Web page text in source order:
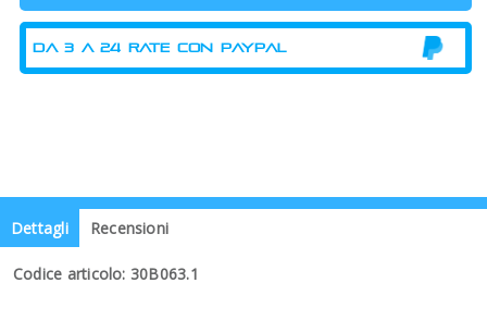
Dettagli Recensioni
Codice articolo: 30B063.1